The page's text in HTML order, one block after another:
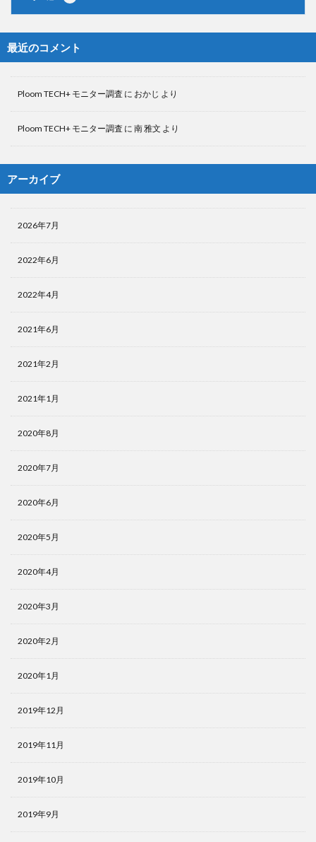
最近のコメント
Ploom TECH+ モニター調査 に おかじ より
Ploom TECH+ モニター調査 に 南 雅文 より
アーカイブ
2026年7月
2022年6月
2022年4月
2021年6月
2021年2月
2021年1月
2020年8月
2020年7月
2020年6月
2020年5月
2020年4月
2020年3月
2020年2月
2020年1月
2019年12月
2019年11月
2019年10月
2019年9月